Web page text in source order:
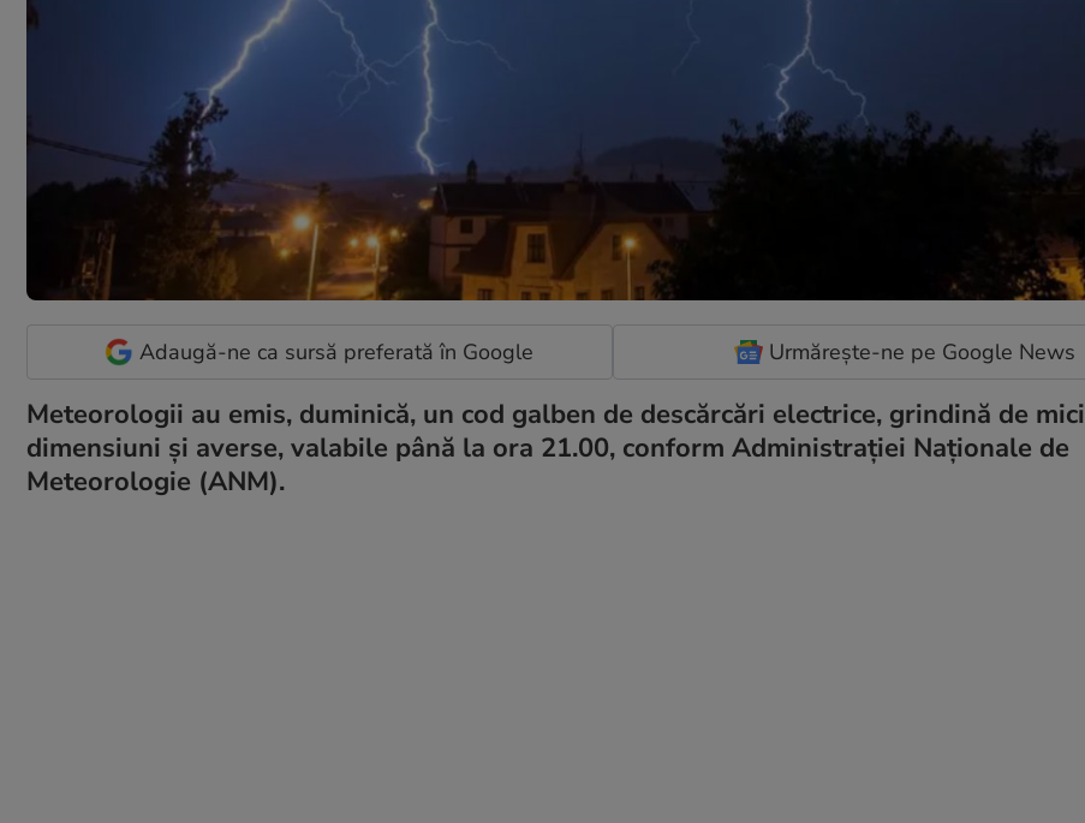
Adaugă-ne ca sursă preferată în Google Urmărește-ne pe Google News
Meteorologii au emis, duminică, un cod galben de descărcări electrice, grindină de mici
dimensiuni și averse, valabile până la ora 21.00, conform Administrației Naționale de
Meteorologie (ANM).